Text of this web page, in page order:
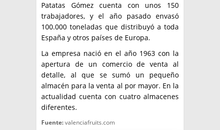
Patatas Gómez cuenta con unos 150
trabajadores, y el año pasado envasó
100.000 toneladas que distribuyó a toda
España y otros países de Europa.
La empresa nació en el año 1963 con la
apertura de un comercio de venta al
detalle, al que se sumó un pequeño
almacén para la venta al por mayor. En la
actualidad cuenta con cuatro almacenes
diferentes.
Fuente:valenciafruits.com